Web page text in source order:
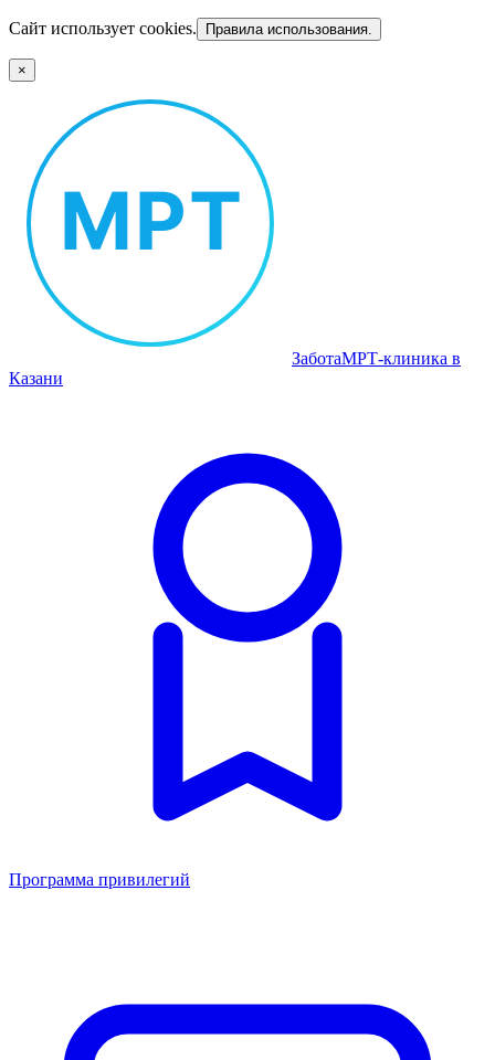
Сайт использует cookies. Правила использования.
×
ЗаботаМРТ‑клиника в
Казани
Программа привилегий